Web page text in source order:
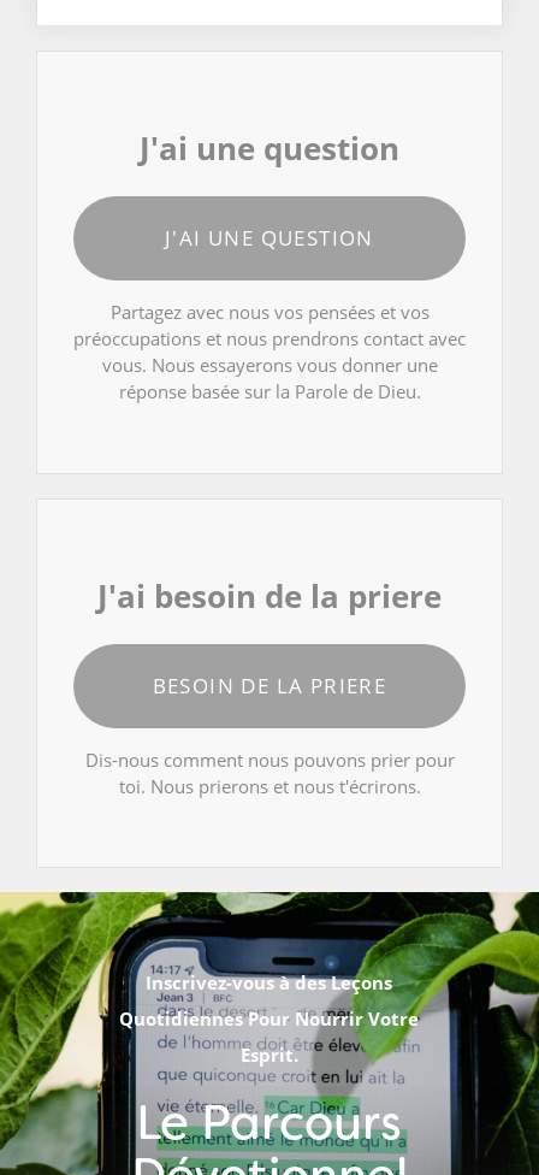
J'ai une question
J'AI UNE QUESTION
Partagez avec nous vos pensées et vos
préoccupations et nous prendrons contact avec
vous. Nous essayerons vous donner une
réponse basée sur la Parole de Dieu.
J'ai besoin de la priere
BESOIN DE LA PRIERE
Dis-nous comment nous pouvons prier pour
toi. Nous prierons et nous t'écrirons.
Inscrivez-vous à des Leçons
Quotidiennes Pour Nourrir Votre
Esprit.
Le Parcours